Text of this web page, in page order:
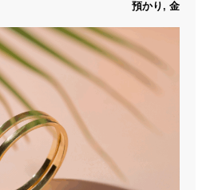
預かり , 金